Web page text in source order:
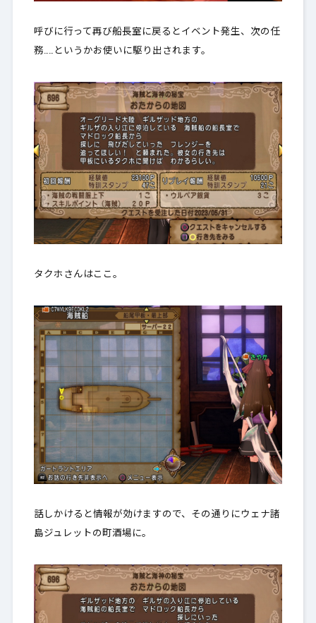
呼びに行って再び船長室に戻るとイベント発生、次の任
務……というかお使いに駆り出されます。
タクホさんはここ。
話しかけると情報が効けますので、その通りにウェナ諸
島ジュレットの町酒場に。